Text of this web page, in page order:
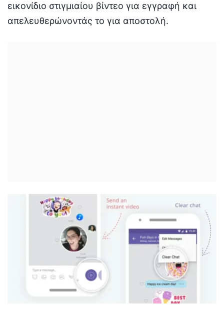
εικονίδιο στιγμιαίου βίντεο για εγγραφή και
απελευθερώνοντάς το για αποστολή.